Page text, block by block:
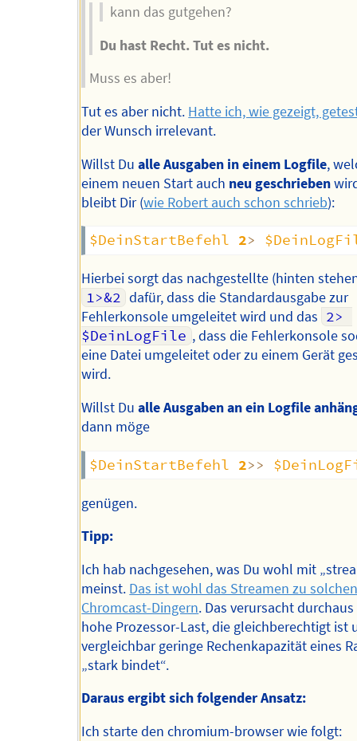
kann das gutgehen?
Du hast Recht. Tut es nicht.
Muss es aber!
Tut es aber nicht. Hatte ich, wie gezeigt,
der Wunsch irrelevant.
Willst Dualle Ausgaben in einem Logfile,
einem neuen Start auch neu geschrieben
bleibt Dir (wie Robert auch schon schrieb):
$DeinStartBefehl 2>
Hierbei sorgt das nachgestellte (hinten
1>&2 dafür, dass die Standardausgabe zur
Fehlerkonsole umgeleitet wird und das 2>
$DeinLogFile , dass die Fehlerkonsole
eine Datei umgeleitet oder zu einem Gerät
wird.
Willst Dualle Ausgaben an ein Logfile
dann möge
$DeinStartBefehl 2>>
genügen.
Tipp:
Ich hab nachgesehen, was Du wohl mit
meinst. Das ist wohl das Streamen zu
Chromcast-Dingern. Das verursacht
hohe Prozessor-Last, die gleichberechtigt ist
vergleichbar geringe Rechenkapazität eines
„stark bindet“.
Daraus ergibt sich folgender Ansatz:
Ich starte den chromium-browser wie folgt: